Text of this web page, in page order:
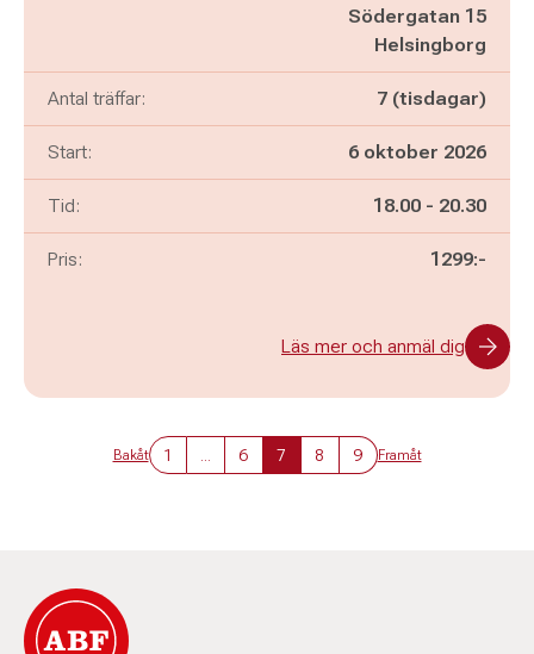
Södergatan 15
Helsingborg
Antal träffar: 7 (tisdagar)
Start: 6 oktober 2026
Tid: Pågår mellan
18.00 - och
20.30
Pris: 1299:-
Läs mer och anmäl dig
Bakåt 1 6 7 8 9 Framåt